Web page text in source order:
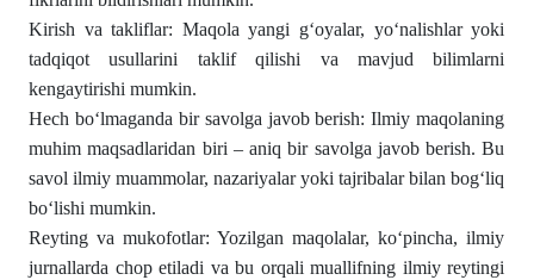
Kirish va takliflar: Maqola yangi gʻoyalar, yoʻnalishlar yoki
tadqiqot usullarini taklif qilishi va mavjud bilimlarni
kengaytirishi mumkin.
Hech boʻlmaganda bir savolga javob berish: Ilmiy maqolaning
muhim maqsadlaridan biri – aniq bir savolga javob berish. Bu
savol ilmiy muammolar, nazariyalar yoki tajribalar bilan bogʻliq
boʻlishi mumkin.
Reyting va mukofotlar: Yozilgan maqolalar, koʻpincha, ilmiy
jurnallarda chop etiladi va bu orqali muallifning ilmiy reytingi